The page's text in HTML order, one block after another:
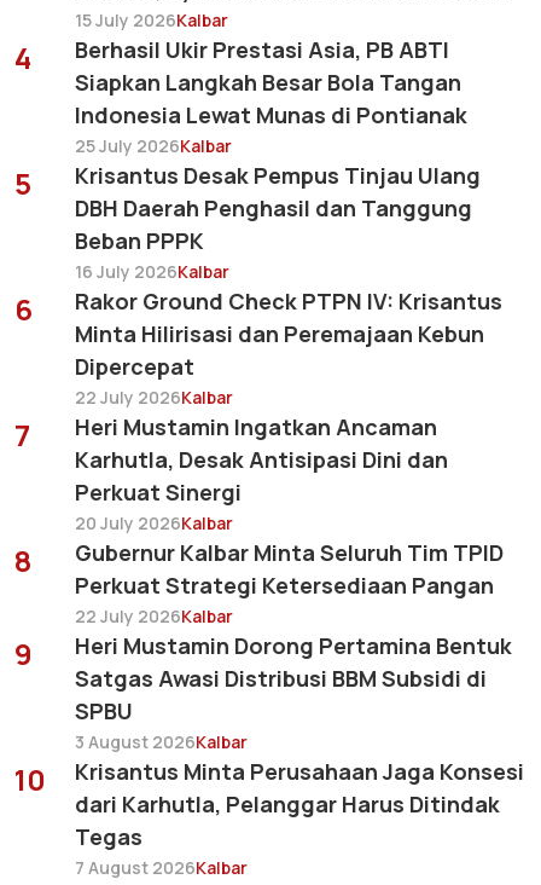
15 July 2026Kalbar
4
Berhasil Ukir Prestasi Asia, PB ABTI
Siapkan Langkah Besar Bola Tangan
Indonesia Lewat Munas di Pontianak
25 July 2026Kalbar
5
Krisantus Desak Pempus Tinjau Ulang
DBH Daerah Penghasil dan Tanggung
Beban PPPK
16 July 2026Kalbar
6
Rakor Ground Check PTPN IV: Krisantus
Minta Hilirisasi dan Peremajaan Kebun
Dipercepat
22 July 2026Kalbar
7
Heri Mustamin Ingatkan Ancaman
Karhutla, Desak Antisipasi Dini dan
Perkuat Sinergi
20 July 2026Kalbar
8
Gubernur Kalbar Minta Seluruh Tim TPID
Perkuat Strategi Ketersediaan Pangan
22 July 2026Kalbar
9
Heri Mustamin Dorong Pertamina Bentuk
Satgas Awasi Distribusi BBM Subsidi di
SPBU
3 August 2026Kalbar
10
Krisantus Minta Perusahaan Jaga Konsesi
dari Karhutla, Pelanggar Harus Ditindak
Tegas
7 August 2026Kalbar